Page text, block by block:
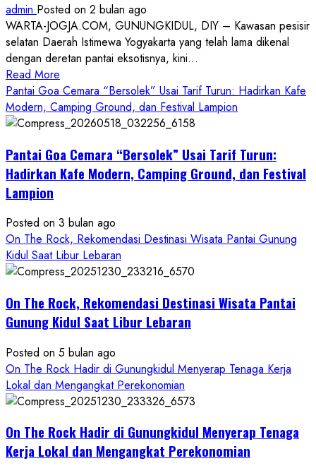
admin Posted on 2 bulan ago
WARTA-JOGJA.COM, GUNUNGKIDUL, DIY – Kawasan pesisir
selatan Daerah Istimewa Yogyakarta yang telah lama dikenal
dengan deretan pantai eksotisnya, kini...
Read More
more
about
ON
ROCK
Gunungkidul
Baru,
Padukan
Keindahan
Alam
Wisata
Kekinian
Pantai Goa Cemara “Bersolek” Usai Tarif Turun: Hadirkan Kafe
Modern, Camping Ground, dan Festival Lampion
Pantai Goa Cemara “Bersolek” Usai Tarif Turun:
Hadirkan Kafe Modern, Camping Ground, dan Festival
Lampion
Posted on 3 bulan ago
On The Rock, Rekomendasi Destinasi Wisata Pantai Gunung
Kidul Saat Libur Lebaran
On The Rock, Rekomendasi Destinasi Wisata Pantai
Gunung Kidul Saat Libur Lebaran
Posted on 5 bulan ago
On The Rock Hadir di Gunungkidul Menyerap Tenaga Kerja
Lokal dan Mengangkat Perekonomian
On The Rock Hadir di Gunungkidul Menyerap Tenaga
Kerja Lokal dan Mengangkat Perekonomian